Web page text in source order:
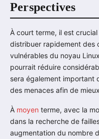
Perspectives
À court terme, il est
distribuer rapidement des
vulnérables du noyau
pourrait réduire
sera également important
des menaces afin de
À moyen terme, avec la
dans la recherche de
augmentation du nombre